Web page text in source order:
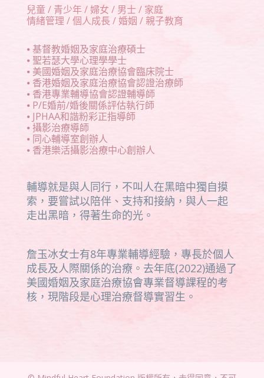
兒童 / 青少年 / 婦女 / 男士 / 家庭
情緒管理 / 個人成長 / 婚姻 / 親子教育
⦁ 基督教婚姻及家庭治療碩士
⦁ 聖若瑟大學心理學學士
⦁ 美國婚姻及家庭治療協會臨床院士
⦁ 香港婚姻及家庭治療協會認證治療師
⦁ 香港專業輔導協會認證輔導師
⦁ P/E婚前/婚後關係評估執行師
⦁ JPHAA和諧粉彩正指導師
⦁ 攝影治療導師
⦁ 同心輔導室創辦人
⦁ 香港樂活攝影治療中心創辦人
輔導就是與人同行，不叫人在黑暗中獨自摸
索，要嘗試以陪伴、支持和接納，與人一起
走出黑暗，得著生命的光。
詹玉冰女士有8年專業輔導經驗，專長於個人
成長及人際關係的治療。去年底(2022)通過了
美國婚姻及家庭治療協會專業督導課程的考
核，現階段是心理治療督導實習生。